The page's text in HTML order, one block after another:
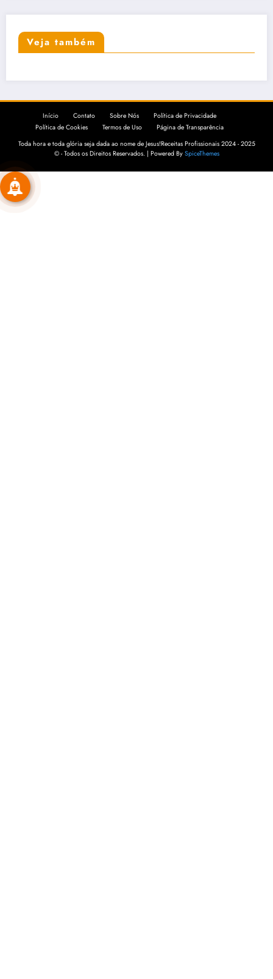
Veja também
Início Contato Sobre Nós
Política de Privacidade
Política de Cookies
Termos de Uso
Página de Transparência
Toda hora e toda glória seja dada ao nome de Jesus!Receitas Profissionais 2024 - 2025
© - Todos os Direitos Reservados. | Powered By SpiceThemes